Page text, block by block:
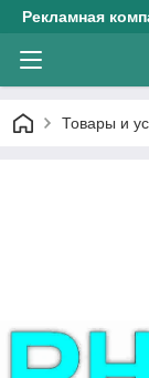
Рекламная
Товары и